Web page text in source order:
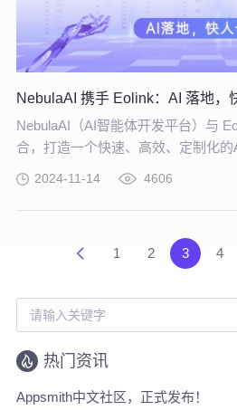
NebulaAI 携手 Eolink：AI 落地，
NebulaAI（AI智能体开发平台）与
合，打造一个快速、高效、定制化
2024-11-14 4606
1 2 3 4
热门资讯
Appsmith中文社区，正式发布！